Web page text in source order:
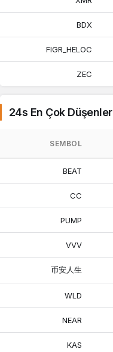
BDX
FIGR_HELOC
ZEC
24s En Çok Düşenler
SEMBOL
BEAT
CC
PUMP
VVV
币安人生
WLD
NEAR
KAS